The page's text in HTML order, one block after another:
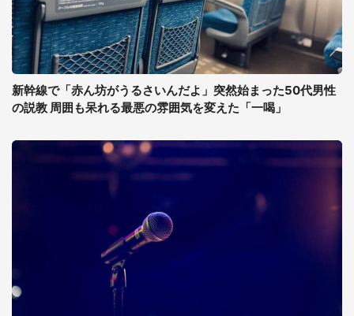
新幹線で「赤ん坊がうるさいんだよ」突然始まった50代男性
の説教 周囲も呆れる最悪の雰囲気を変えた「一喝」